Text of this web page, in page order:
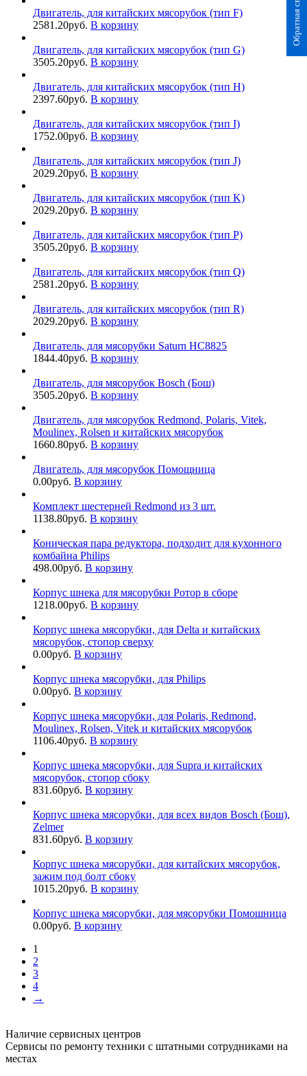
Обратная связь
Двигатель, для китайских мясорубок (тип F)
2581.20руб. В корзину
Двигатель, для китайских мясорубок (тип G)
3505.20руб. В корзину
Двигатель, для китайских мясорубок (тип H)
2397.60руб. В корзину
Двигатель, для китайских мясорубок (тип I)
1752.00руб. В корзину
Двигатель, для китайских мясорубок (тип J)
2029.20руб. В корзину
Двигатель, для китайских мясорубок (тип K)
2029.20руб. В корзину
Двигатель, для китайских мясорубок (тип P)
3505.20руб. В корзину
Двигатель, для китайских мясорубок (тип Q)
2581.20руб. В корзину
Двигатель, для китайских мясорубок (тип R)
2029.20руб. В корзину
Двигатель, для мясорубки Saturn HC8825
1844.40руб. В корзину
Двигатель, для мясорубок Bosch (Бош)
3505.20руб. В корзину
Двигатель, для мясорубок Redmond, Polaris, Vitek,
Moulinex, Rolsen и китайских мясорубок
1660.80руб. В корзину
Двигатель, для мясорубок Помощница
0.00руб. В корзину
Комплект шестерней Redmond из 3 шт.
1138.80руб. В корзину
Коническая пара редуктора, подходит для кухонного
комбайна Philips
498.00руб. В корзину
Корпус шнека для мясорубки Ротор в сборе
1218.00руб. В корзину
Корпус шнека мясорубки, для Delta и китайских
мясорубок, cтопор сверху
0.00руб. В корзину
Корпус шнека мясорубки, для Philips
0.00руб. В корзину
Корпус шнека мясорубки, для Polaris, Redmond,
Moulinex, Rolsen, Vitek и китайских мясорубок
1106.40руб. В корзину
Корпус шнека мясорубки, для Supra и китайских
мясорубок, стопор сбоку
831.60руб. В корзину
Корпус шнека мясорубки, для всех видов Bosch (Бош),
Zelmer
831.60руб. В корзину
Корпус шнека мясорубки, для китайских мясорубок,
зажим под болт сбоку
1015.20руб. В корзину
Корпус шнека мясорубки, для мясорубки Помошница
0.00руб. В корзину
1
2
3
4
→
Наличие сервисных центров
Сервисы по ремонту техники с штатными сотрудниками на
местах